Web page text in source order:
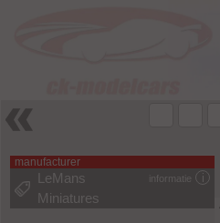
manufacturer
informatie
LeMans
Miniatures